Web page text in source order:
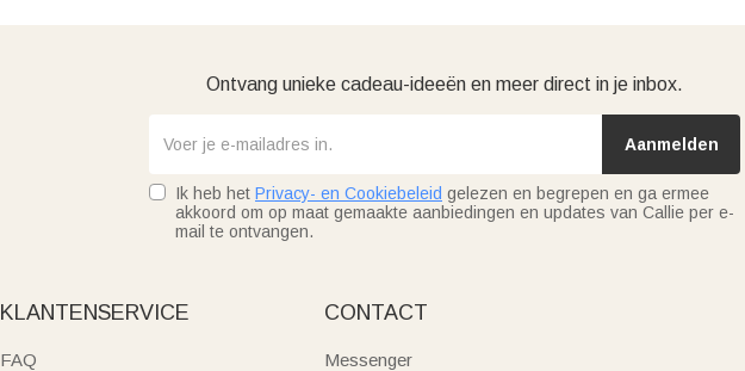
Ontvang unieke cadeau-ideeën en meer direct in je inbox.
Aanmelden
Ik heb het Privacy- en Cookiebeleid gelezen en begrepen en ga ermee
akkoord om op maat gemaakte aanbiedingen en updates van Callie per e-
mail te ontvangen.
KLANTENSERVICE
FAQ
CONTACT
Messenger